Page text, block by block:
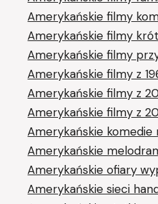
Amerykańskie filmy
Amerykańskie filmy
Amerykańskie filmy
Amerykańskie filmy z
Amerykańskie filmy z
Amerykańskie filmy z
Amerykańskie
Amerykańskie
Amerykańskie ofiary
Amerykańskie sieci